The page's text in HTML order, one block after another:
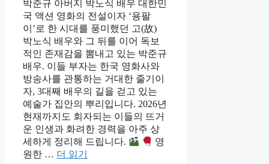
박준규 아버지 박노식 배우 대한민
국 액션 영화의 전설이자 ‘용팔
이’로 한 시대를 풍미했던 고(故)
박노식 배우와 그 뒤를 이어 독보
적인 존재감을 뽐내고 있는 박준규
배우. 이들 부자는 한국 영화사와
방송사를 관통하는 거대한 줄기이
자, 3대째 배우의 길을 걷고 있는
예술가 집안의 뿌리입니다. 2026년
현재까지도 회자되는 이들의 뜨거
운 인생과 화려한 경력을 아주 상
세하게 정리해 드립니다.
영
원한 … 더 읽기